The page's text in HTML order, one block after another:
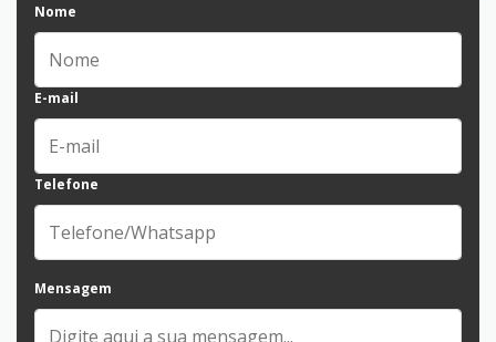
Nome
E-mail
Telefone
Mensagem